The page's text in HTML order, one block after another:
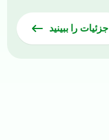
جزئیات را ببینید